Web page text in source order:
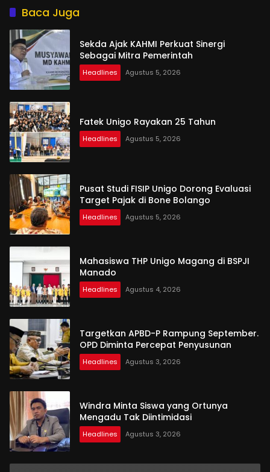
Baca Juga
Sekda Ajak KAHMI Perkuat Sinergi
Sebagai Mitra Pemerintah
Headlines Agustus 5, 2026
Fatek Unigo Rayakan 25 Tahun
Headlines Agustus 5, 2026
Pusat Studi FISIP Unigo Dorong Evaluasi
Target Pajak di Bone Bolango
Headlines Agustus 5, 2026
Mahasiswa THP Unigo Magang di BSPJI
Manado
Headlines Agustus 4, 2026
Targetkan APBD-P Rampung September.
OPD Diminta Percepat Penyusunan
Headlines Agustus 3, 2026
Windra Minta Siswa yang Ortunya
Mengadu Tak Diintimidasi
Headlines Agustus 3, 2026